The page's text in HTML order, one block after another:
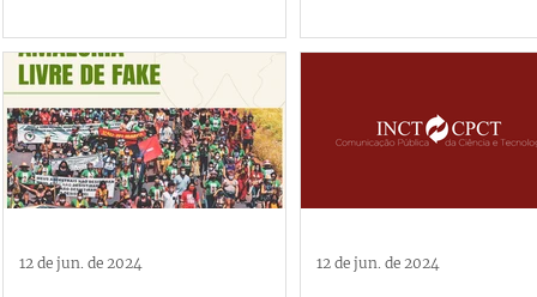
12 de jun. de 2024 12 de jun. de 2024